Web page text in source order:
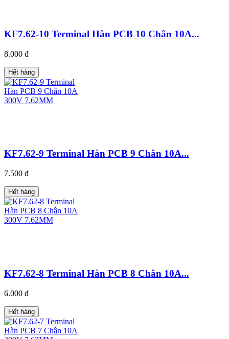
KF7.62-10 Terminal Hàn PCB 10 Chân 10A...
8.000 đ
Hết hàng
KF7.62-9 Terminal Hàn PCB 9 Chân 10A...
7.500 đ
Hết hàng
KF7.62-8 Terminal Hàn PCB 8 Chân 10A...
6.000 đ
Hết hàng